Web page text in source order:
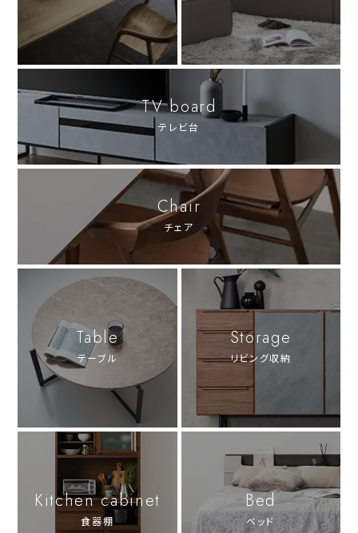
TV board
テレビ台
Chair
チェア
Table
テーブル
Storage
リビング収納
Kitchen cabinet
食器棚
Bed
ベッド